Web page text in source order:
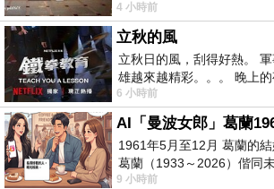
抽象韻味的新作中，用湛藍
4 小時前
立秋的風
立秋日的風，刮得好熱。
雄越來越精彩。。。 晚上
天的風刮得很熱 夜遊消暑熱
6 小時前
1961年5月至12月 葛蘭的
葛蘭（1933～2026）偕同
2004）乘郵輪赴倫敦6月15
9 小時前